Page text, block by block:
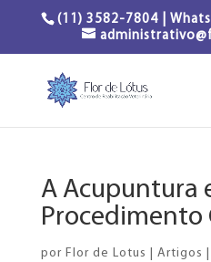
(11) 3582-7804 |
A Acupuntura
Procedimento
por Flor de Lotus Artigos